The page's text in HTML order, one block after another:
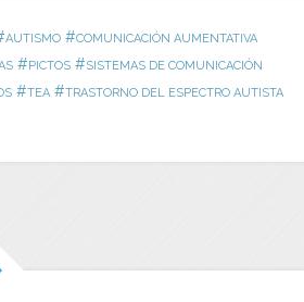
AUTISMO#COMUNICACIÓN AUMENTATIVA
#PICTOS #SISTEMAS DE COMUNICACIÓN
#TEA#TRASTORNO DEL ESPECTRO AUTISTA